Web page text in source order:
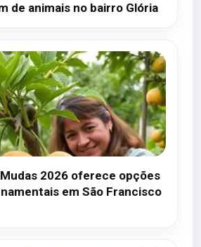
de animais no bairro Glória
2026 oferece opções
em São Francisco